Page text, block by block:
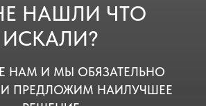
НАШЛИ ЧТО
ИСКАЛИ?
НАМ И МЫ ОБЯЗАТЕЛЬНО
ПРЕДЛОЖИМ НАИЛУЧШЕЕ